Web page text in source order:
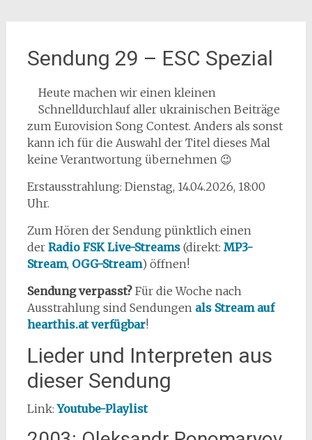
Sendung 29 – ESC Spezial
Heute machen wir einen kleinen
Schnelldurchlauf aller ukrainischen Beiträge
zum Eurovision Song Contest. Anders als sonst
kann ich für die Auswahl der Titel dieses Mal
keine Verantwortung übernehmen 😉
Erstausstrahlung: Dienstag, 14.04.2026, 18:00
Uhr.
Zum Hören der Sendung pünktlich einen
der Radio FSK Live-Streams(direkt: MP3-
Stream, OGG-Stream) öffnen!
Sendung verpasst?Für die Woche nach
Ausstrahlung sind Sendungen als Stream auf
hearthis.at verfügbar!
Lieder und Interpreten aus
dieser Sendung
Link:Youtube-Playlist